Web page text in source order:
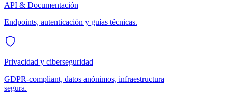
API & Documentación
Endpoints, autenticación y guías técnicas.
Privacidad y ciberseguridad
GDPR-compliant, datos anónimos, infraestructura
segura.